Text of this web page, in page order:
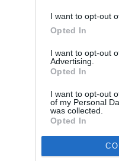
I want to opt-out
Opted In
I want to opt-out
Advertising.
Opted In
I want to opt-out
of my Personal
was collected.
Opted In
Últimas noticias
España impone controles
Meloni a quitarlos
España hasta el 15 de
La Fiscalía actuará contra
asignados por la crisis de